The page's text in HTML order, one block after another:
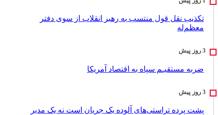
تکذیب نقل قول منتسب به رهبر انقلاب از سوی دفتر
معظم‌له
ضربه مستقیـم سپاه به اقتصاد آمر‌یکا
پشت پرده تراستی‌های آلوده یک جریان است نه یک مدیر